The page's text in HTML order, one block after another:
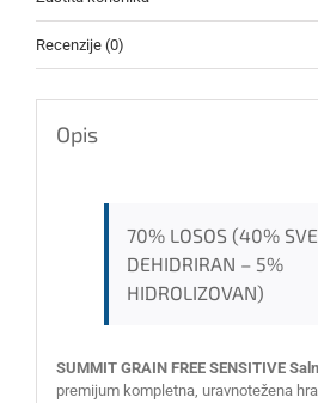
Recenzije (0)
Opis
70% LOSOS (40%
DEHIDRIRAN – 5%
HIDROLIZOVAN)
SUMMIT GRAIN FREE SENSITIVE
premijum kompletna, uravnotežena